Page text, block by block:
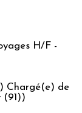
H/F -
Chargé(e) de
(91))